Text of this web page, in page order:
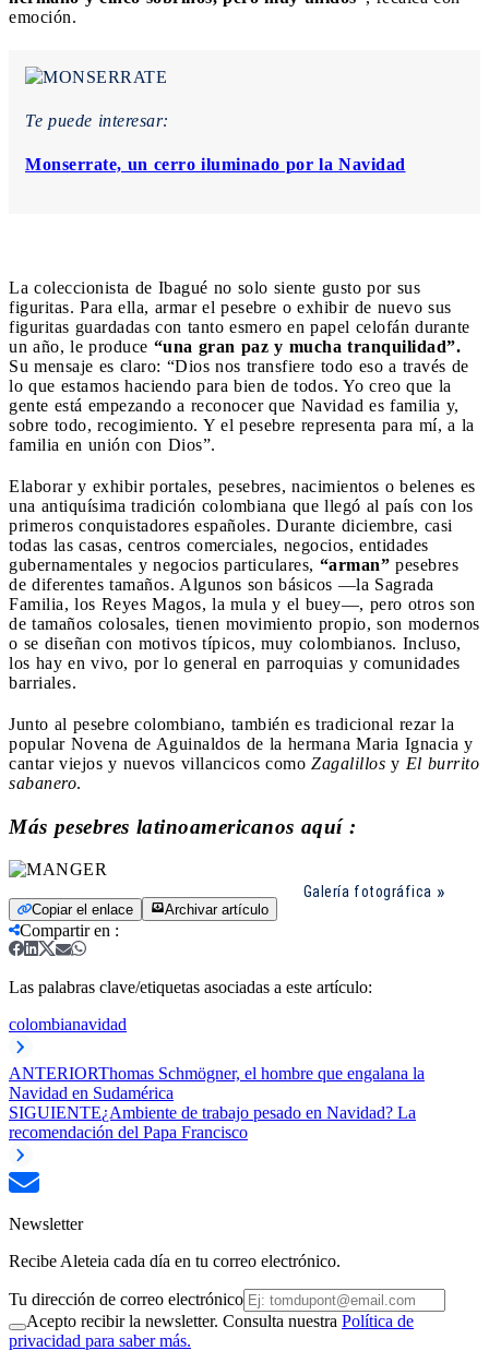
emoción.
Te puede interesar:
Monserrate, un cerro iluminado por la Navidad
La coleccionista de Ibagué no solo siente gusto por sus
figuritas. Para ella, armar el pesebre o exhibir de nuevo sus
figuritas guardadas con tanto esmero en papel celofán durante
un año, le produce “una gran paz y mucha tranquilidad”.
Su mensaje es claro: “Dios nos transfiere todo eso a través de
lo que estamos haciendo para bien de todos. Yo creo que la
gente está empezando a reconocer que Navidad es familia y,
sobre todo, recogimiento. Y el pesebre representa para mí, a la
familia en unión con Dios”.
Elaborar y exhibir portales, pesebres, nacimientos o belenes es
una antiquísima tradición colombiana que llegó al país con los
primeros conquistadores españoles. Durante diciembre, casi
todas las casas, centros comerciales, negocios, entidades
gubernamentales y negocios particulares, “arman” pesebres
de diferentes tamaños. Algunos son básicos —la Sagrada
Familia, los Reyes Magos, la mula y el buey—, pero otros son
de tamaños colosales, tienen movimiento propio, son modernos
o se diseñan con motivos típicos, muy colombianos. Incluso,
los hay en vivo, por lo general en parroquias y comunidades
barriales.
Junto al pesebre colombiano, también es tradicional rezar la
popular Novena de Aguinaldos de la hermana Maria Ignacia y
cantar viejos y nuevos villancicos como Zagalillos y El burrito
sabanero.
Más pesebres latinoamericanos aquí :
Galería fotográfica
Copiar el enlace Archivar artículo
Compartir en :
Las palabras clave/etiquetas asociadas a este artículo:
colombianavidad
ANTERIORThomas Schmögner, el hombre que engalana la
Navidad en Sudamérica
SIGUIENTE¿Ambiente de trabajo pesado en Navidad? La
recomendación del Papa Francisco
Newsletter
Recibe Aleteia cada día en tu correo electrónico.
Tu dirección de correo electrónico
Acepto recibir la newsletter. Consulta nuestra Política de
privacidad para saber más.